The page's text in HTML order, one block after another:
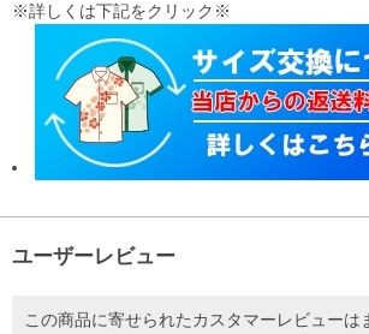
※詳しくは下記をクリック※
ユーザーレビュー
この商品に寄せられたカスタマーレビューは